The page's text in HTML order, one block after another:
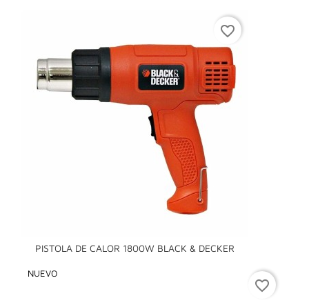
PISTOLA DE CALOR 1800W BLACK & DECKER
favorite_border
NUEVO
favorite_border